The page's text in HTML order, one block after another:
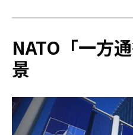
NATO「一方
景